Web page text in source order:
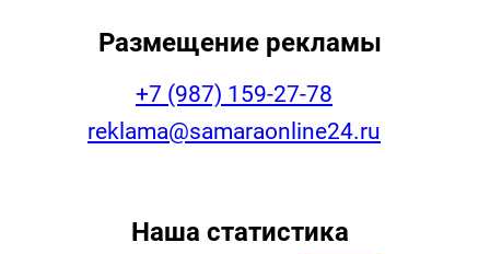
Размещение рекламы
+7 (987) 159-27-78
reklama@samaraonline24.ru
Наша статистика